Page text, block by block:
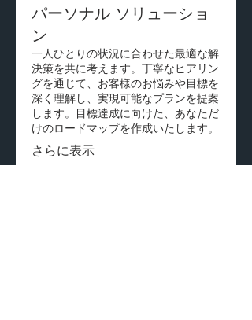
パーソナル ソリューショ
ン
一人ひとりの状況に合わせた最適な解
決策を共に考えます。丁寧なヒアリン
グを通じて、お客様のお悩みや目標を
深く理解し、実現可能なプランを提案
します。目標達成に向けた、あなただ
けのロードマップを作成いたします。
さらに表示